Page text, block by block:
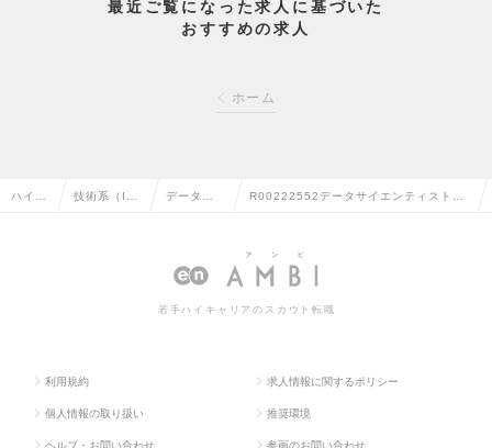
最近ご覧になった求人に基づいた
おすすめの求人
ホーム
ハイク 技術系（I データサ
ィストの
R00222552データサイエンティスト＜
ビジネスの変革を担う＞の求人情報
若手ハイキャリアのスカウト転職
利用規約 求人情報に関するポリシー
個人情報の取り扱い 推奨環境
ヘルプ・お問い合わせ 参画のお問い合わせ